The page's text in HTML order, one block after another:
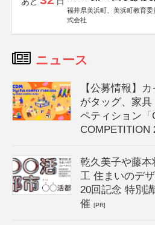
福井県美浜町、美浜町教育
式会社
ニュース
【公募情報】
がタッグ、家
ペティション「
COMPETITION
乾久美子や藤
工 住まいのデ
20回記念 特別
催[PR]